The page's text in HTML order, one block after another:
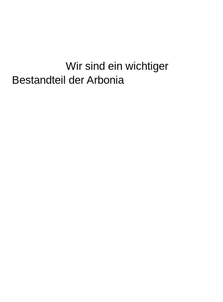
Wir sind ein wichtiger
Bestandteil der Arbonia